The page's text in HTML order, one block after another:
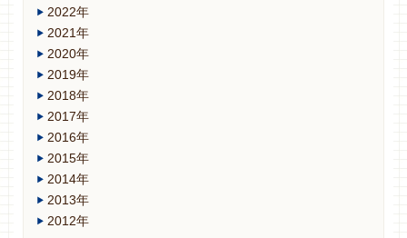
2022年
2021年
2020年
2019年
2018年
2017年
2016年
2015年
2014年
2013年
2012年